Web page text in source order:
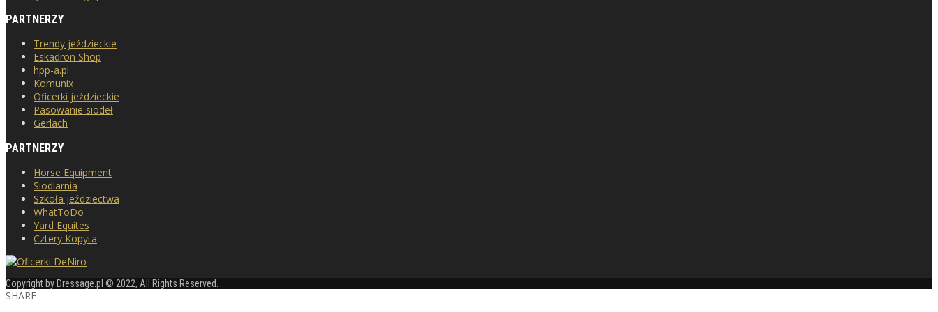
PARTNERZY
Trendy jeździeckie
Eskadron Shop
hpp-a.pl
Komunix
Oficerki jeździeckie
Pasowanie siodeł
Gerlach
PARTNERZY
Horse Equipment
Siodlarnia
Szkoła jeździectwa
WhatToDo
Yard Equites
Cztery Kopyta
Copyright by Dressage.pl © 2022, All Rights Reserved.
SHARE